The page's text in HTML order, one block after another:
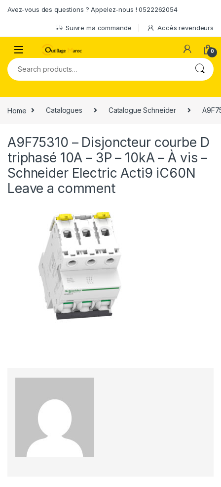
Avez-vous des questions ? Appelez-nous ! 0522262054
Suivre ma commande Accès revendeurs
0
Search for:
Home Catalogues Catalogue Schneider
A9F75310 – Disjoncteur courbe D
triphasé 10A – 3P – 10kA – À vis –
Schneider Electric Acti9 iC60N
Leave a comment